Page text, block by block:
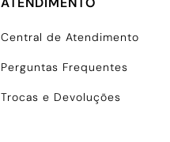
Central de Atendimento
Perguntas Frequentes
Trocas e Devoluções